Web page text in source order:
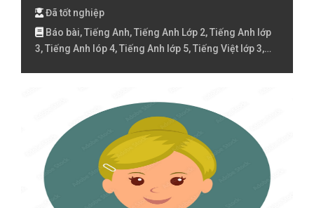
Đã tốt nghiệp
Báo bài, Tiếng Anh, Tiếng Anh Lớp 2, Tiếng Anh lớp
3, Tiếng Anh lóp 4, Tiếng Anh lớp 5, Tiếng Việt lớp 3,